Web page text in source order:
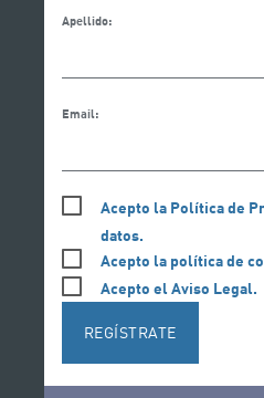
Apellido:
Email:
Acepto la Política de
datos.
Acepto la política de
Acepto el Aviso Legal.
REGÍSTRATE